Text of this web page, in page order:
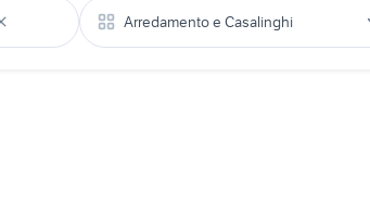
Arredamento e Casalinghi